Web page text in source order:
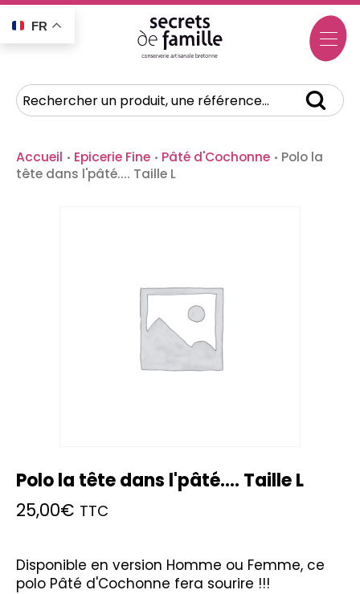
FR
Accueil · Epicerie Fine · Pâté d'Cochonne · Polo la
tête dans l'pâté.... Taille L
Polo la tête dans l'pâté.... Taille L
25,00€ TTC
Disponible en version Homme ou Femme, ce
polo Pâté d'Cochonne fera sourire !!!